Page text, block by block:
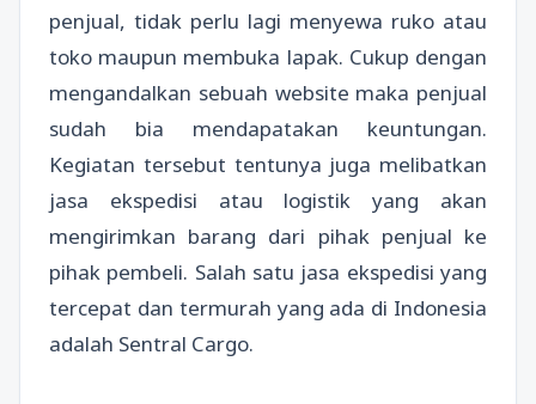
penjual, tidak perlu lagi menyewa ruko atau
toko maupun membuka lapak. Cukup dengan
mengandalkan sebuah website maka penjual
sudah bia mendapatakan keuntungan.
Kegiatan tersebut tentunya juga melibatkan
jasa ekspedisi atau logistik yang akan
mengirimkan barang dari pihak penjual ke
pihak pembeli. Salah satu jasa ekspedisi yang
tercepat dan termurah yang ada di Indonesia
adalah Sentral Cargo.